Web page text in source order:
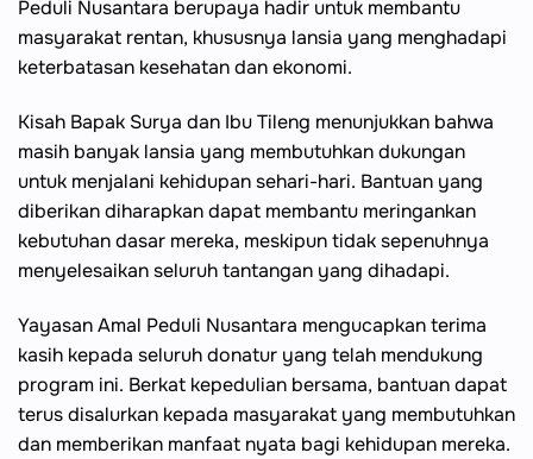
Peduli Nusantara berupaya hadir untuk membantu
masyarakat rentan, khususnya lansia yang menghadapi
keterbatasan kesehatan dan ekonomi.
Kisah Bapak Surya dan Ibu Tileng menunjukkan bahwa
masih banyak lansia yang membutuhkan dukungan
untuk menjalani kehidupan sehari-hari. Bantuan yang
diberikan diharapkan dapat membantu meringankan
kebutuhan dasar mereka, meskipun tidak sepenuhnya
menyelesaikan seluruh tantangan yang dihadapi.
Yayasan Amal Peduli Nusantara mengucapkan terima
kasih kepada seluruh donatur yang telah mendukung
program ini. Berkat kepedulian bersama, bantuan dapat
terus disalurkan kepada masyarakat yang membutuhkan
dan memberikan manfaat nyata bagi kehidupan mereka.